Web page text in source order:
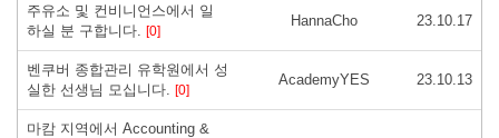
주유소 및 컨비니언스에서 일
하실 분 구합니다. [0]
HannaCho 23.10.17
벤쿠버 종합관리 유학원에서 성
실한 선생님 모십니다. [0]
AcademyYES 23.10.13
마캄 지역에서 Accounting &